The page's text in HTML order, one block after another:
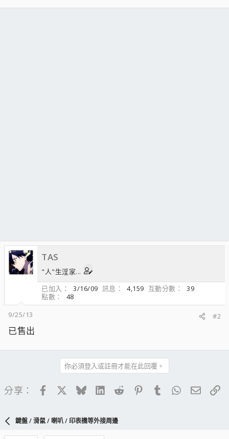
TAS
"人"生淫家...
已加入
3/16/09 訊息 4,159 互動分數
39
點數
48
9/25/13
#2
已售出
你必須登入或註冊才能在此回覆。
分享： FacebookBlueskyLinkedIn
Reddit PinterestTumblrWhatsApp
電子
鍵盤 / 滑鼠 / 喇叭 / 印表機等外接周邊